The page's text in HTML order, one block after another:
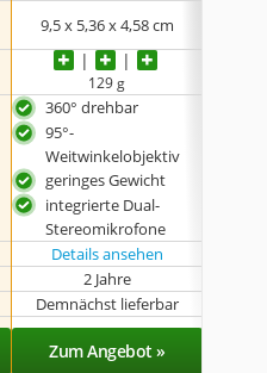
9,5 x 5,36 x 4,58 cm
129 g
360° drehbar
95°-
Weitwinkelobjektiv
geringes Gewicht
integrierte Dual-
Stereomikrofone
Details ansehen
2 Jahre
Demnächst lieferbar
Zum Angebot »